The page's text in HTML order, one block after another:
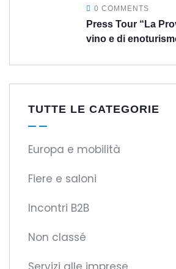
0 COMMENTS
Press Tour “La
vino e di
TUTTE LE CATEGORIE
Europa e mobilità
Fiere e saloni
Incontri B2B
Non classé